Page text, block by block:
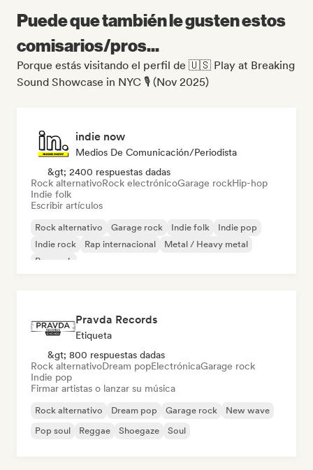
Puede que también le gusten estos
comisarios/pros...
Porque estás visitando el perfil de 🇺🇸 Play at Breaking
Sound Showcase in NYC 🎙️ (Nov 2025)
indie now
Medios De Comunicación/Periodista
&gt; 2400 respuestas dadas
Rock alternativoRock electrónicoGarage rockHip-hop
Indie folk
Escribir artículos
Rock alternativo Garage rock Indie folk
Indie pop
Indie rock
Rap internacional
Metal / Heavy metal
Pop rock
Pravda Records
Etiqueta
&gt; 800 respuestas dadas
Rock alternativoDream popElectrónicaGarage rock
Indie pop
Firmar artistas o lanzar su música
Rock alternativo Dream pop Garage rock
New wave
Pop soul
Reggae Shoegaze Soul